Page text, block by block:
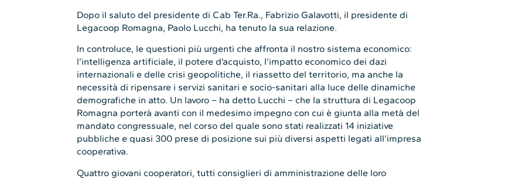
Dopo il saluto del presidente di Cab Ter.Ra., Fabrizio Galavotti, il presidente di
Legacoop Romagna, Paolo Lucchi, ha tenuto la sua relazione.
In controluce, le questioni più urgenti che affronta il nostro sistema economico:
l’intelligenza artificiale, il potere d’acquisto, l’impatto economico dei dazi
internazionali e delle crisi geopolitiche, il riassetto del territorio, ma anche la
necessità di ripensare i servizi sanitari e socio-sanitari alla luce delle dinamiche
demografiche in atto. Un lavoro – ha detto Lucchi – che la struttura di Legacoop
Romagna porterà avanti con il medesimo impegno con cui è giunta alla metà del
mandato congressuale, nel corso del quale sono stati realizzati 14 iniziative
pubbliche e quasi 300 prese di posizione sui più diversi aspetti legati all’impresa
cooperativa.
Quattro giovani cooperatori, tutti consiglieri di amministrazione delle loro